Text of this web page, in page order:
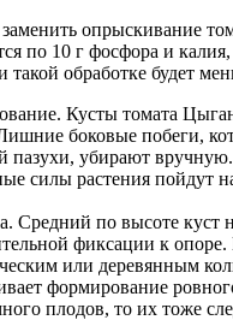
опрыскивание
по 10 г фосфора и
такой обработке будет
Кусты томата
боковые побеги,
пазухи, убирают вручную.
силы растения пойдут
Средний по высоте куст
фиксации к опоре.
или деревянным
формирование
плодов, то их тоже